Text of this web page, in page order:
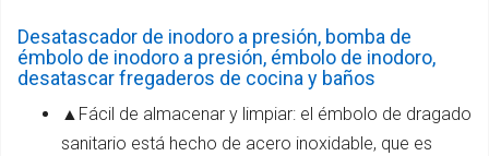
Desatascador de inodoro a presión, bomba de
émbolo de inodoro a presión, émbolo de inodoro,
desatascar fregaderos de cocina y baños
▲Fácil de almacenar y limpiar: el émbolo de dragado
sanitario está hecho de acero inoxidable, que es